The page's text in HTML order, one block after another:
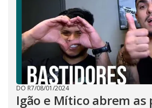
DO R7/08/01/2024
Igão e Mítico abrem as